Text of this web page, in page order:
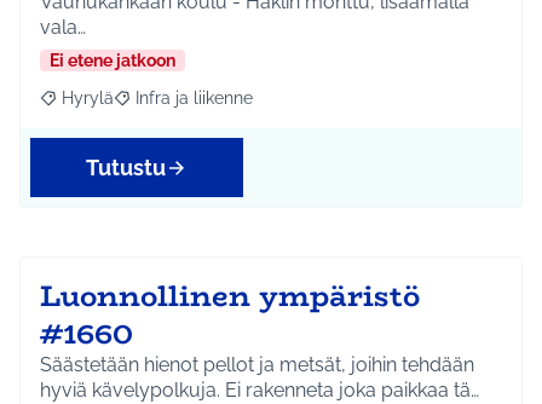
vala…
Ei etene jatkoon
Rajaa tulokset aihepiirin mukaan: Hyrylä
Hyrylä Rajaa tulokset teeman mukaan: Infra ja liikenne
Infra ja liikenne
Tutustu
Luonnollinen ympäristö
#1660
Säästetään hienot pellot ja metsät, joihin tehdään
hyviä kävelypolkuja. Ei rakenneta joka paikkaa tä…